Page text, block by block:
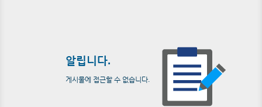
알립니다.
게시물에 접근할 수 없습니다.